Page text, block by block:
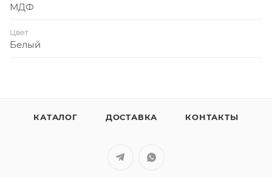
МДФ
Цвет
Белый
КАТАЛОГ ДОСТАВКА КОНТАКТЫ